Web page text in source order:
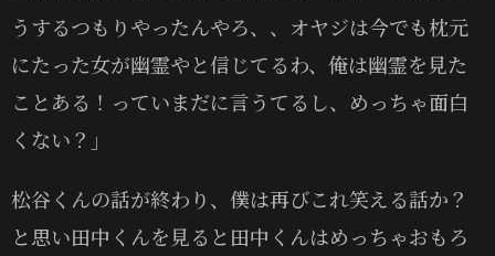
うするつもりやったんやろ、、オヤジは今でも枕元
にたった女が幽霊やと信じてるわ、俺は幽霊を見た
ことある！っていまだに言うてるし、めっちゃ面白
くない？」
松谷くんの話が終わり、僕は再びこれ笑える話か？
と思い田中くんを見ると田中くんはめっちゃおもろ